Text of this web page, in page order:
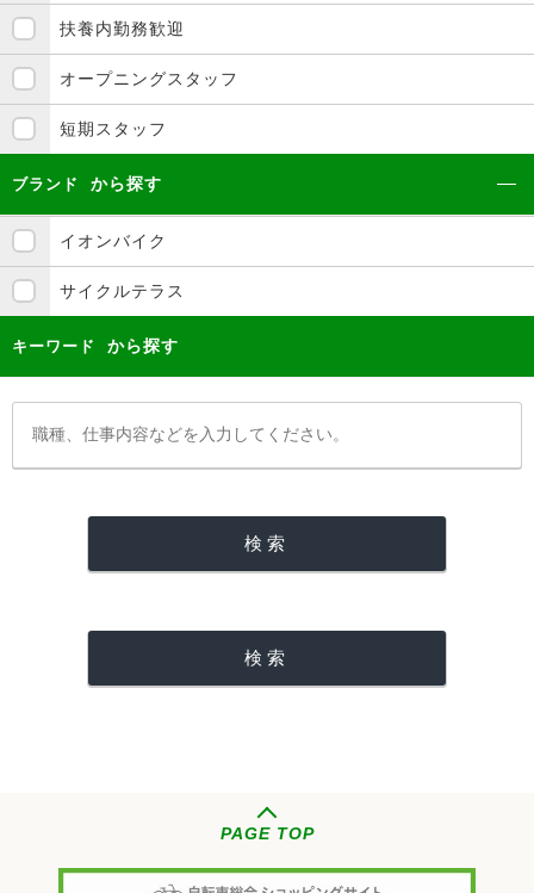
扶養内勤務歓迎
オープニングスタッフ
短期スタッフ
ブランド から探す
イオンバイク
サイクルテラス
キーワード から探す
PAGE TOP